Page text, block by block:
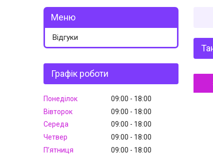
Відгуки
Графік роботи
Понеділок 09:00
18:00
Вівторок
09:00
18:00
Середа
09:00
18:00
Четвер
09:00
18:00
Пʼятниця
09:00
18:00